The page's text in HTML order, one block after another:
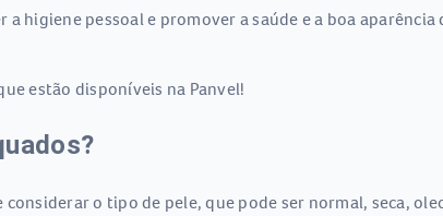
pessoal e promover a saúde e a boa aparência
estão disponíveis na Panvel!
o tipo de pele, que pode ser normal, seca,